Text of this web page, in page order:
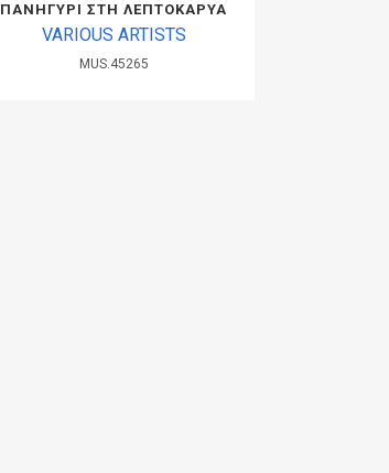
ΠΑΝΗΓΥΡΙ ΣΤΗ ΛΕΠΤΟΚΑΡΥΑ
VARIOUS ARTISTS
MUS.45265